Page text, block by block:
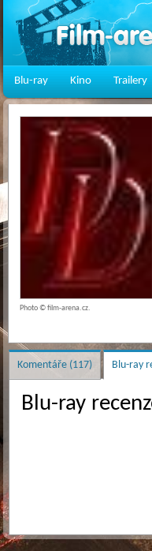
Blu-ray Kino Trailery
Photo © film-arena.cz.
Komentáře (117) Blu-ray
Blu-ray